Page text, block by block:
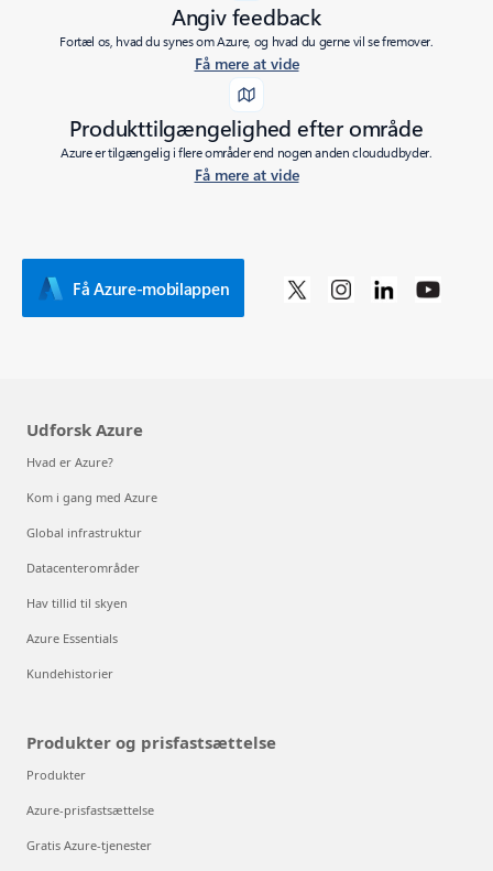
Angiv feedback
Fortæl os, hvad du synes om Azure, og hvad du gerne vil se fremover.
Få mere at vide
Produkttilgængelighed efter område
Azure er tilgængelig i flere områder end nogen anden cloududbyder.
Få mere at vide
Få Azure-mobilappen
Udforsk Azure
Hvad er Azure?
Kom i gang med Azure
Global infrastruktur
Datacenterområder
Hav tillid til skyen
Azure Essentials
Kundehistorier
Produkter og prisfastsættelse
Produkter
Azure-prisfastsættelse
Gratis Azure-tjenester